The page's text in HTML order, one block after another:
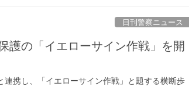
日刊警察ニュース
携し、「イエローサイン作戦」と題する横断歩